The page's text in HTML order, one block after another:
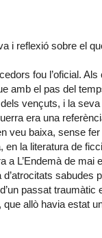
i reflexió sobre el
fou l’oficial.
amb el pas del
vençuts, i la
era una
veu baixa, sense
la literatura de
L’Endemà de mai
sabudes
passat
que allò havia estat